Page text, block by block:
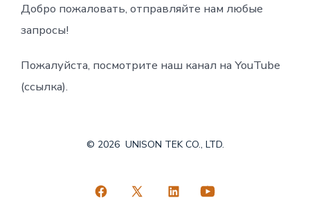
Добро пожаловать, отправляйте нам любые
запросы!
Пожалуйста, посмотрите наш канал на YouTube
(ссылка).
ОткрытымОткрытымОткрытымОткрытым
© 2026 UNISON TEK CO., LTD.